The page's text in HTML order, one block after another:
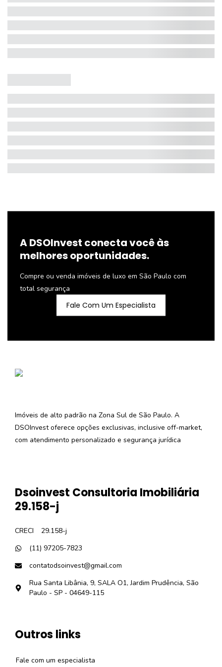
A DSOInvest conecta você às
melhores oportunidades.
Compre ou venda imóveis de luxo em São Paulo com
total segurança
Fale Com Um Especialista
Imóveis de alto padrão na Zona Sul de São Paulo. A
DSOInvest oferece opções exclusivas, inclusive off-market,
com atendimento personalizado e segurança jurídica
Dsoinvest Consultoria Imobiliária
29.158-j
CRECI
29.158-j
(11) 97205-7823
contatodsoinvest@gmail.com
Rua Santa Libânia, 9, SALA O1, Jardim Prudência, São
Paulo - SP - 04649-115
Outros links
Fale com um especialista